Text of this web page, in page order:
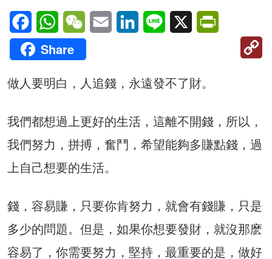
FacebookWhatsAppWeChatEmail LinkedInLine X
Share
做人要明白，人追錢，永遠發不了財。
我們都想過上更好的生活，這離不開錢，所以，
我們努力，拼搏，奮鬥，希望能夠多賺點錢，過
上自己想要的生活。
錢，容易賺，只要你肯努力，就會有錢賺，只是
多少的問題。但是，如果你想要發財，就沒那麽
容易了，你需要努力，堅持，最重要的是，做好